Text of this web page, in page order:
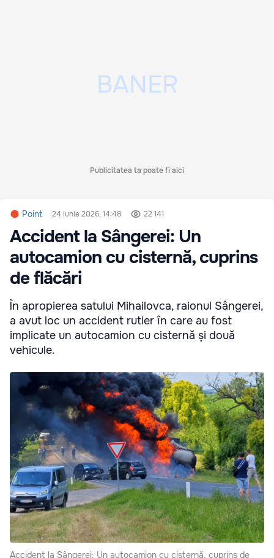
Publicitatea ta poate fi aici
Point 24 iunie 2026, 14:48 22 141
Accident la Sângerei: Un
autocamion cu cisternă, cuprins
de flăcări
În apropierea satului Mihailovca, raionul Sângerei,
a avut loc un accident rutier în care au fost
implicate un autocamion cu cisternă și două
vehicule.
Accident la Sângerei: Un autocamion cu cisternă, cuprins de